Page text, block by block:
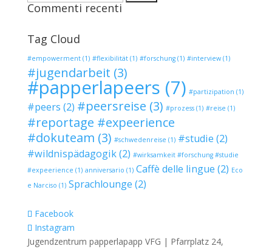
per:
Commenti recenti
Tag Cloud
#empowerment(1) #flexibilität(1) #forschung(1) #interview(1)
#jugendarbeit (3)
#papperlapeers (7) #partizipation (1)
#peers (2) #peersreise (3) #prozess(1) #reise (1)
#reportage #expeerience
#dokuteam (3) #schwedenreise (1) #studie (2)
#wildnispädagogik(2) #wirksamkeit #forschung #studie
#expeerience (1) anniversario (1) Caffè delle lingue (2) Eco
e Narciso (1) Sprachlounge (2)
Facebook
Instagram
Jugendzentrum papperlapapp VFG | Pfarrplatz 24,